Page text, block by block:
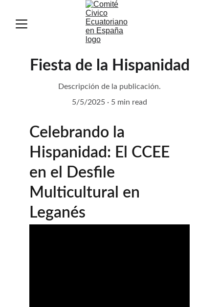
Fiesta de la Hispanidad
Descripción de la publicación.
5/5/2025
5 min read
Celebrando la
Hispanidad: El CCEE
en el Desfile
Multicultural en
Leganés